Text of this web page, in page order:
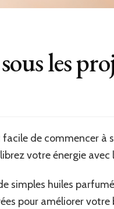
les
facile de commencer
votre énergie avec
simples huiles
pour améliorer